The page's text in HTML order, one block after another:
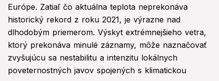
Európe. Zatiaľ čo aktuálna teplota neprekonáva
historický rekord z roku 2021, je výrazne nad
dlhodobým priemerom. Výskyt extrémnejšieho vetra,
ktorý prekonáva minulé záznamy, môže naznačovať
zvyšujúcu sa nestabilitu a intenzitu lokálnych
poveternostných javov spojených s klimatickou